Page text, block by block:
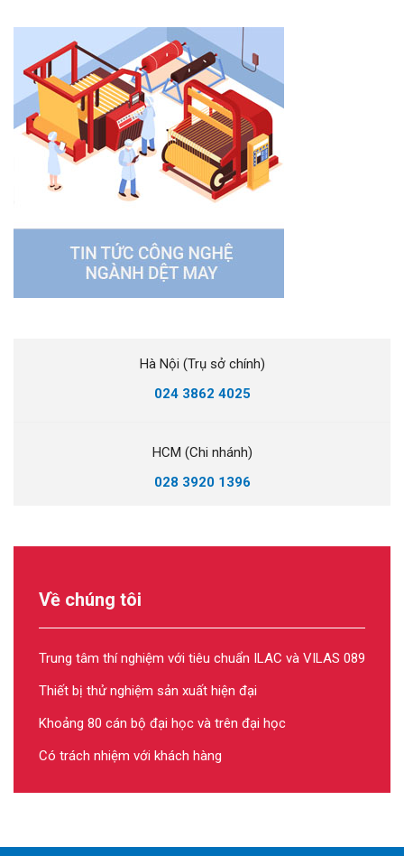
Hà Nội (Trụ sở chính)
024 3862 4025
HCM (Chi nhánh)
028 3920 1396
Về chúng tôi
Trung tâm thí nghiệm với tiêu chuẩn ILAC và VILAS 089
Thiết bị thử nghiệm sản xuất hiện đại
Khoảng 80 cán bộ đại học và trên đại học
Có trách nhiệm với khách hàng